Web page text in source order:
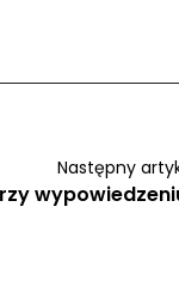
Następny